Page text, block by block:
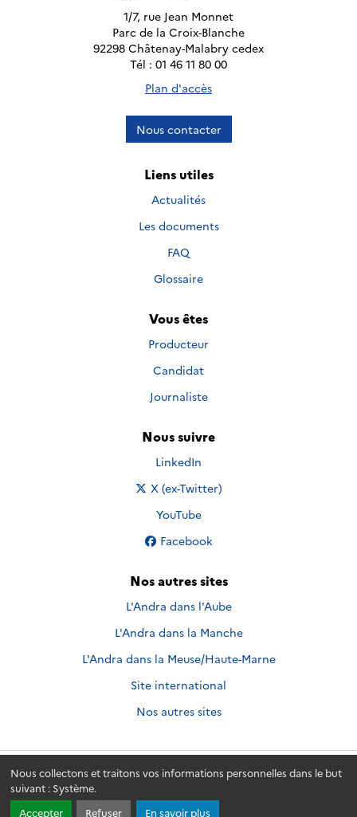
Nous collectons et traitons vos informations personnelles dans le but
suivant : Système.
Accepter
Refuser En savoir plus
1/7, rue Jean Monnet
Parc de la Croix-Blanche
92298 Châtenay-Malabry cedex
Tél : 01 46 11 80 00
Plan d'accès
Nous contacter
Liens utiles
Actualités
Les documents
FAQ
Glossaire
Vous êtes
Producteur
Candidat
Journaliste
Nous suivre
Nous suivre sur
LinkedIn
Nous suivre sur
X (ex-Twitter)
Nous suivre sur
YouTube
Nous suivre sur
Facebook
Nos autres sites
L'Andra dans l'Aube
L'Andra dans la Manche
L'Andra dans la Meuse/Haute-Marne
Site international
Nos autres sites
Andra.fr © 2026 - Andra. Tous droits réservés.